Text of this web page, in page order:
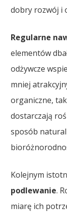
dobry rozwój i
Regularne
elementów
odżywcze
mniej
organiczne,
dostarczają
sposób
Kolejnym
podlewanie.
miarę ich